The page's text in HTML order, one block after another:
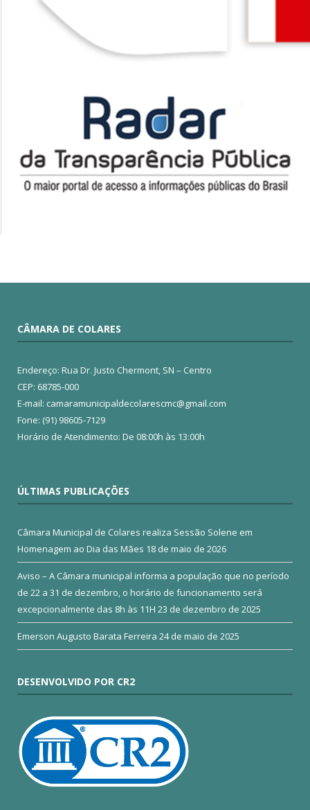
CÂMARA DE COLARES
Endereço: Rua Dr. Justo Chermont, SN – Centro
CEP: 68785-000
E-mail: camaramunicipaldecolarescmc@gmail.com
Fone: (91) 98605-7129
Horário de Atendimento: De 08:00h às 13:00h
ÚLTIMAS PUBLICAÇÕES
Câmara Municipal de Colares realiza Sessão Solene em
Homenagem ao Dia das Mães 18 de maio de 2026
Aviso – A Câmara municipal informa a população que no período
de 22 a 31 de dezembro, o horário de funcionamento será
excepcionalmente das 8h às 11H 23 de dezembro de 2025
Emerson Augusto Barata Ferreira 24 de maio de 2025
DESENVOLVIDO POR CR2